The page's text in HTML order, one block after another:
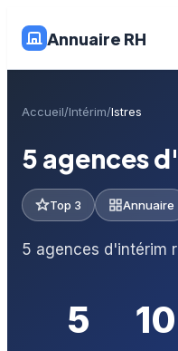
Annuaire RH
Accueil Intérim Istres
5 agences
Top 3 Annuaire
5 agences d'intérim
5